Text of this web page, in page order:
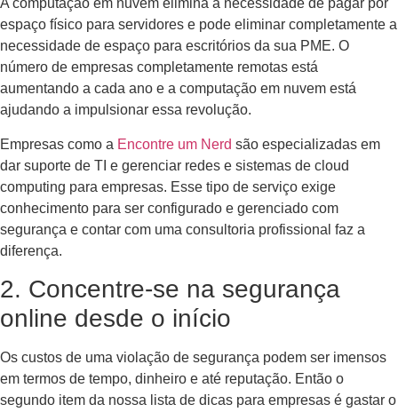
A computação em nuvem elimina a necessidade de pagar por
espaço físico para servidores e pode eliminar completamente a
necessidade de espaço para escritórios da sua PME. O
número de empresas completamente remotas está
aumentando a cada ano e a computação em nuvem está
ajudando a impulsionar essa revolução.
Empresas como a Encontre um Nerd são especializadas em
dar suporte de TI e gerenciar redes e sistemas de cloud
computing para empresas. Esse tipo de serviço exige
conhecimento para ser configurado e gerenciado com
segurança e contar com uma consultoria profissional faz a
diferença.
2. Concentre-se na segurança
online desde o início
Os custos de uma violação de segurança podem ser imensos
em termos de tempo, dinheiro e até reputação. Então o
segundo item da nossa lista de dicas para empresas é gastar o